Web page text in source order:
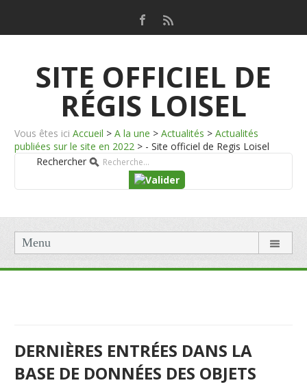
SITE OFFICIEL DE
RÉGIS LOISEL
Vous êtes ici Accueil > A la une > Actualités > Actualités
publiées sur le site en 2022 > - Site officiel de Regis Loisel
Rechercher
Menu
DERNIÈRES ENTRÉES DANS LA
BASE DE DONNÉES DES OBJETS